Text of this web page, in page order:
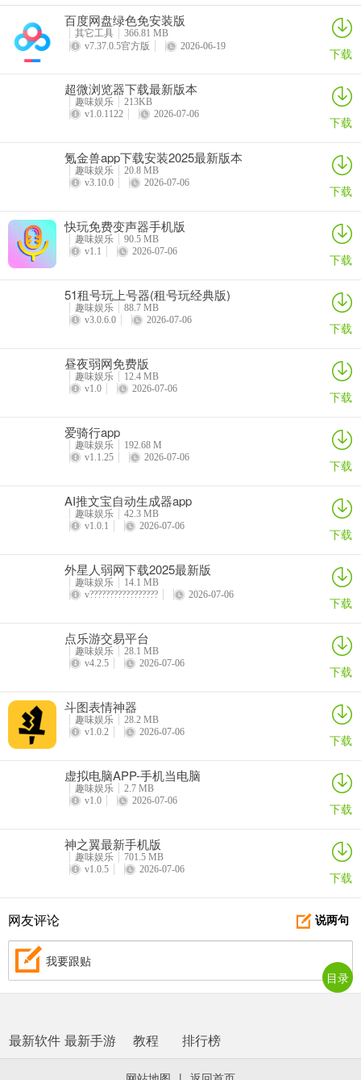
那如果有了企业版，还需个人版吗？其实两者各有优势。个人版能满
足个人社交和拓展人脉需求，方便展示自己。企业版更侧重于企业形
象展示、团队协作及客户管理等。比如企业活动时，企业版可统一规
若你是商务人士，不妨根据自身需求，灵活选择使用，让微名片助力
你的事业发展。
百度网盘绿色免安装版
其它工具
366.81 MB
v7.37.0.5官方版
2026-06-19 下载
超微浏览器下载最新版本
趣味娱乐
213KB
v1.0.1122
2026-07-06 下载
氪金兽app下载安装2025最新版本
趣味娱乐
20.8 MB
v3.10.0
2026-07-06 下载
快玩免费变声器手机版
趣味娱乐
90.5 MB
v1.1
2026-07-06 下载
51租号玩上号器(租号玩经典版)
趣味娱乐
88.7 MB
v3.0.6.0
2026-07-06 下载
昼夜弱网免费版
趣味娱乐
12.4 MB
v1.0
2026-07-06 下载
爱骑行app
趣味娱乐
192.68 M
v1.1.25
2026-07-06 下载
AI推文宝自动生成器app
趣味娱乐
42.3 MB
v1.0.1
2026-07-06 下载
​外星人弱网下载2025最新版
趣味娱乐
14.1 MB
v?????????????????
2026-07-06 下载
点乐游交易平台
趣味娱乐
28.1 MB
v4.2.5
2026-07-06 下载
斗图表情神器
趣味娱乐
28.2 MB
v1.0.2
2026-07-06 下载
虚拟电脑APP-手机当电脑
趣味娱乐
2.7 MB
v1.0
2026-07-06 下载
神之翼最新手机版
趣味娱乐
701.5 MB
v1.0.5
2026-07-06 下载
说两句
网友评论
我要跟贴
最新软件 最新手游 教程 排行榜
目录